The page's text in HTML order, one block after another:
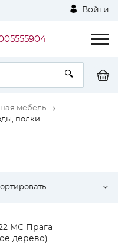
Войти
мебель
полки